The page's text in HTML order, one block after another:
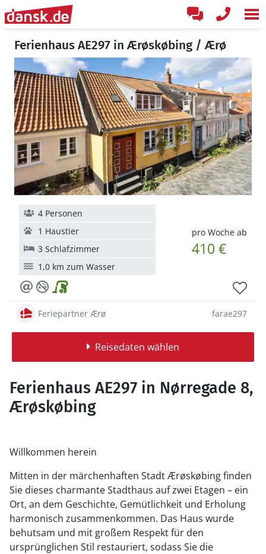
Ferienhaus AE297 in Ærøskøbing / Ærø
pro Woche ab
410 €
4 Personen
1 Haustier
3 Schlafzimmer
1,0 km zum Wasser
Feriepartner Ærø farae297
Reisedaten wählen
Ferienhaus AE297 in Nørregade 8,
Ærøskøbing
Willkommen herein
Mitten in der märchenhaften Stadt Ærøskøbing finden
Sie dieses charmante Stadthaus auf zwei Etagen – ein
Ort, an dem Geschichte, Gemütlichkeit und Erholung
harmonisch zusammenkommen. Das Haus wurde
behutsam und mit großem Respekt für den
ursprünglichen Stil restauriert, sodass Sie die